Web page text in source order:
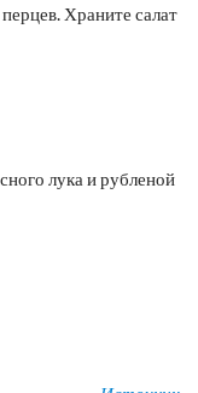
Храните салат
лука и рубленой